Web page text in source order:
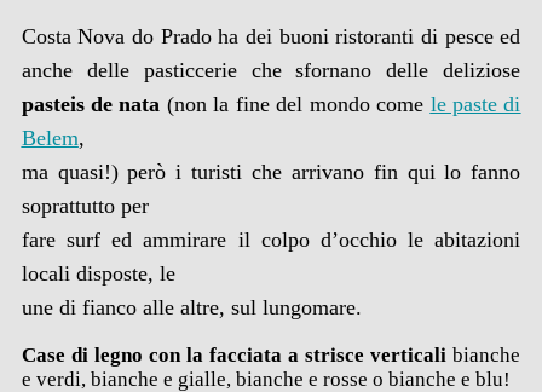
Costa Nova do Prado ha dei buoni ristoranti di pesce ed
anche delle pasticcerie che sfornano delle deliziose
pasteis de nata (non la fine del mondo come le paste di
Belem,
ma quasi!) però i turisti che arrivano fin qui lo fanno
soprattutto per
fare surf ed ammirare il colpo d’occhio le abitazioni
locali disposte, le
une di fianco alle altre, sul lungomare.
Case di legno con la facciata a strisce verticali bianche
e verdi, bianche e gialle, bianche e rosse o bianche e blu!